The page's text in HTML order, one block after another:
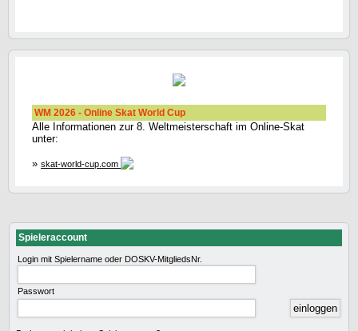
WM 2026 - Online Skat World Cup
Alle Informationen zur 8. Weltmeisterschaft im Online-Skat
unter:
» skat-world-cup.com
Spieleraccount
Login mit Spielername oder DOSKV-MitgliedsNr.
Passwort